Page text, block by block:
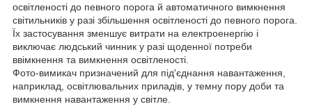
освітленості до певного порога й автоматичного вимкнення
світильників у разі збільшення освітленості до певного порога.
Їх застосування зменшує витрати на електроенергію і
виключає людський чинник у разі щоденної потреби
ввімкнення та вимкнення освітленості.
Фото-вимикач призначений для під'єднання навантаження,
наприклад, освітлювальних приладів, у темну пору доби та
вимкнення навантаження у світле.